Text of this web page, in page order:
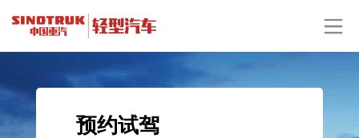
预约试驾